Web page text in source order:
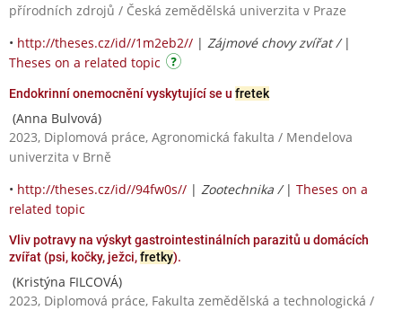
přírodních zdrojů / Česká zemědělská univerzita v Praze
• http://theses.cz/id//1m2eb2// | Zájmové chovy zvířat / |
Theses on a related topic
Endokrinní onemocnění vyskytující se u fretek
(Anna Bulvová)
2023, Diplomová práce, Agronomická fakulta / Mendelova
univerzita v Brně
• http://theses.cz/id//94fw0s// | Zootechnika / | Theses on a
related topic
Vliv potravy na výskyt gastrointestinálních parazitů u domácích
zvířat (psi, kočky, ježci,fretky).
(Kristýna FILCOVÁ)
2023, Diplomová práce, Fakulta zemědělská a technologická /